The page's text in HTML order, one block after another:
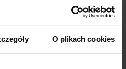
O plikach cookies